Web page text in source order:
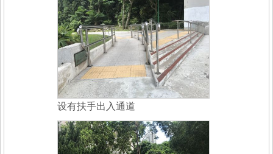
设有扶手出入通道